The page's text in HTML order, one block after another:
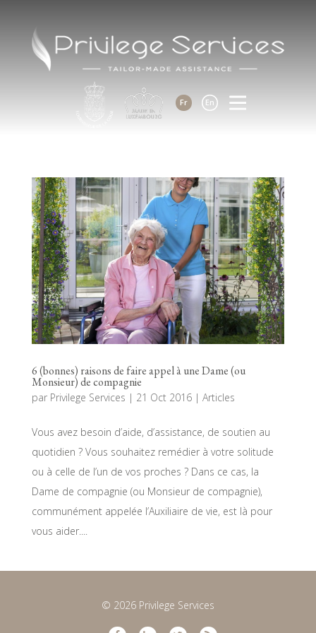
Fr En
6 (bonnes) raisons de faire appel à une Dame (ou
Monsieur) de compagnie
par Privilege Services | 21 Oct 2016| Articles
Vous avez besoin d’aide, d’assistance, de soutien au
quotidien ? Vous souhaitez remédier à votre solitude
ou à celle de l’un de vos proches ? Dans ce cas, la
Dame de compagnie (ou Monsieur de compagnie),
communément appelée l’Auxiliaire de vie, est là pour
vous aider....
© 2026 Privilege Services